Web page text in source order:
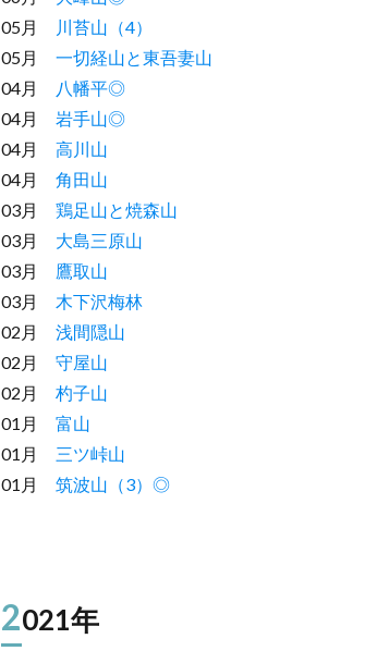
05月
川苔山（4）
05月 一切経山と東吾妻山
04月
八幡平◎
04月 岩手山◎
04月 高川山
04月 角田山
03月 鶏足山と焼森山
03月 大島三原山
03月 鷹取山
03月 木下沢梅林
02月 浅間隠山
02月 守屋山
02月 杓子山
01月 富山
01月 三ツ峠山
01月 筑波山（3）◎
2021年